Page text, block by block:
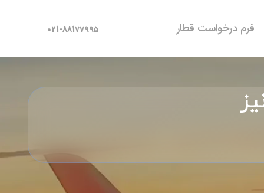
فرم درخواست قطار 021-88177995